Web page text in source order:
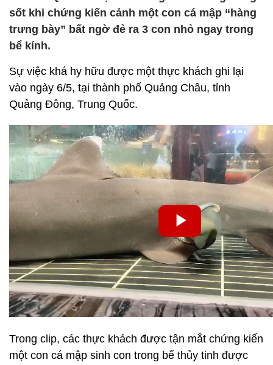
sốt khi chứng kiến cảnh một con cá mập “hàng
trưng bày” bất ngờ đẻ ra 3 con nhỏ ngay trong
bể kính.
Sự việc khá hy hữu được một thực khách ghi lại
vào ngày 6/5, tại thành phố Quảng Châu, tỉnh
Quảng Đông, Trung Quốc.
Trong clip, các thực khách được tận mắt chứng kiến
​​một con cá mập sinh con trong bể thủy tinh được